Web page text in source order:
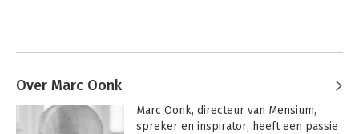
Over Marc Oonk
Marc Oonk, directeur van Mensium,
spreker en inspirator, heeft een passie